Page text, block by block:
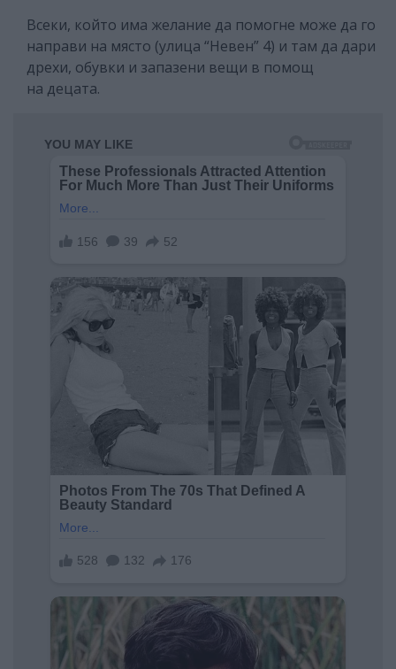
Всеки, който има желание да помогне може да го
направи на място (улица “Невен” 4) и там да дари
дрехи, обувки и запазени вещи в помощ
на децата.